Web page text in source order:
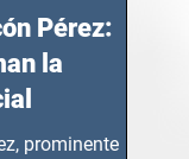
Pérez:
la
prominente